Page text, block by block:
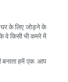
घर के लिए जोड़ने के
वे किसी भी कमरे में
बनाता हमें एक. आप